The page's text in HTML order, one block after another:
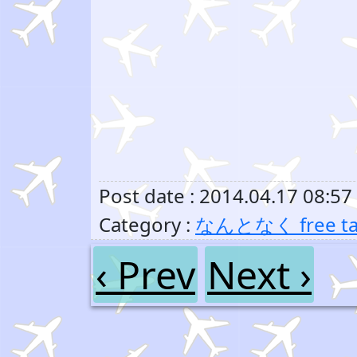
Post date : 2014.04.17 08:57
Category : なんとなく free
‹ Prev Next ›